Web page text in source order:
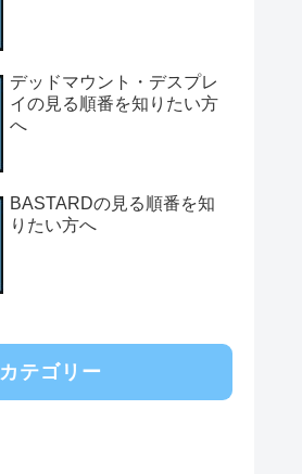
デッドマウント・デスプレ
イの見る順番を知りたい方
へ
BASTARDの見る順番を知
りたい方へ
カテゴリー